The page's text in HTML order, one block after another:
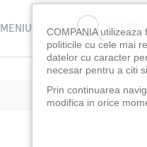
MENIU CAUTĂ
COMPANIA
politicile cu cele mai
datelor cu caracter
necesar pentru a citi
Prin continuarea
modifica in orice